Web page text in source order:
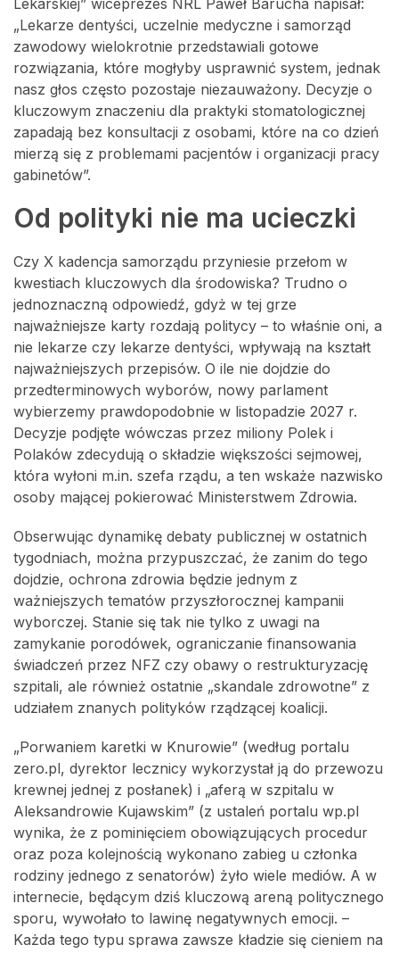
„Lekarze dentyści, uczelnie medyczne i samorząd
zawodowy wielokrotnie przedstawiali gotowe
rozwiązania, które mogłyby usprawnić system, jednak
nasz głos często pozostaje niezauważony. Decyzje o
kluczowym znaczeniu dla praktyki stomatologicznej
zapadają bez konsultacji z osobami, które na co dzień
mierzą się z problemami pacjentów i organizacji pracy
gabinetów”.
Od polityki nie ma ucieczki
Czy X kadencja samorządu przyniesie przełom w
kwestiach kluczowych dla środowiska? Trudno o
jednoznaczną odpowiedź, gdyż w tej grze
najważniejsze karty rozdają politycy – to właśnie oni, a
nie lekarze czy lekarze dentyści, wpływają na kształt
najważniejszych przepisów. O ile nie dojdzie do
przedterminowych wyborów, nowy parlament
wybierzemy prawdopodobnie w listopadzie 2027 r.
Decyzje podjęte wówczas przez miliony Polek i
Polaków zdecydują o składzie większości sejmowej,
która wyłoni m.in. szefa rządu, a ten wskaże nazwisko
osoby mającej pokierować Ministerstwem Zdrowia.
Obserwując dynamikę debaty publicznej w ostatnich
tygodniach, można przypuszczać, że zanim do tego
dojdzie, ochrona zdrowia będzie jednym z
ważniejszych tematów przyszłorocznej kampanii
wyborczej. Stanie się tak nie tylko z uwagi na
zamykanie porodówek, ograniczanie finansowania
świadczeń przez NFZ czy obawy o restrukturyzację
szpitali, ale również ostatnie „skandale zdrowotne” z
udziałem znanych polityków rządzącej koalicji.
„Porwaniem karetki w Knurowie” (według portalu
zero.pl, dyrektor lecznicy wykorzystał ją do przewozu
krewnej jednej z posłanek) i „aferą w szpitalu w
Aleksandrowie Kujawskim” (z ustaleń portalu wp.pl
wynika, że z pominięciem obowiązujących procedur
oraz poza kolejnością wykonano zabieg u członka
rodziny jednego z senatorów) żyło wiele mediów. A w
internecie, będącym dziś kluczową areną politycznego
sporu, wywołało to lawinę negatywnych emocji. –
Każda tego typu sprawa zawsze kładzie się cieniem na